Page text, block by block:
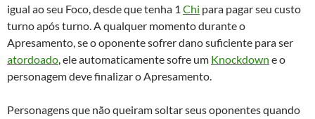
igual ao seu Foco, desde que tenha 1 Chi para pagar seu custo
turno após turno. A qualquer momento durante o
Apresamento, se o oponente sofrer dano suficiente para ser
atordoado, ele automaticamente sofre um Knockdown e o
personagem deve finalizar o Apresamento.
Personagens que não queiram soltar seus oponentes quando